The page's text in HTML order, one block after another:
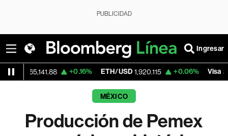
PUBLICIDAD
Ingresar
+0.16% ETH/USD 1,920.115 +0.06% Visa 362.50 -
MÉXICO
Producción de Pemex